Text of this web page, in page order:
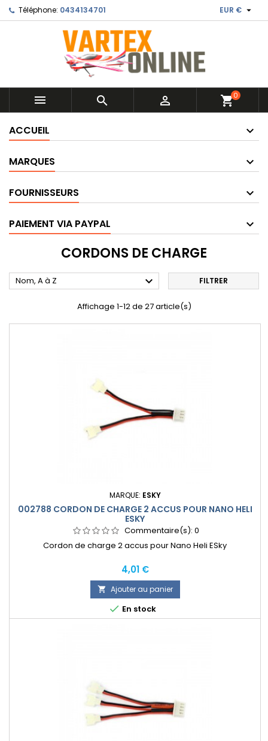
Téléphone: 0434134701 EUR € 
   shopping_cart0
ACCUEIL
MARQUES
FOURNISSEURS
PAIEMENT VIA PAYPAL
CORDONS DE CHARGE
Nom, A à Z  FILTRER
Affichage 1-12 de 27 article(s)
MARQUE: ESKY
002788 CORDON DE CHARGE 2 ACCUS POUR NANO HELI
ESKY
Commentaire(s): 0
Cordon de charge 2 accus pour Nano Heli ESky
Prix
4,01 €
 Ajouter au panier
 En stock